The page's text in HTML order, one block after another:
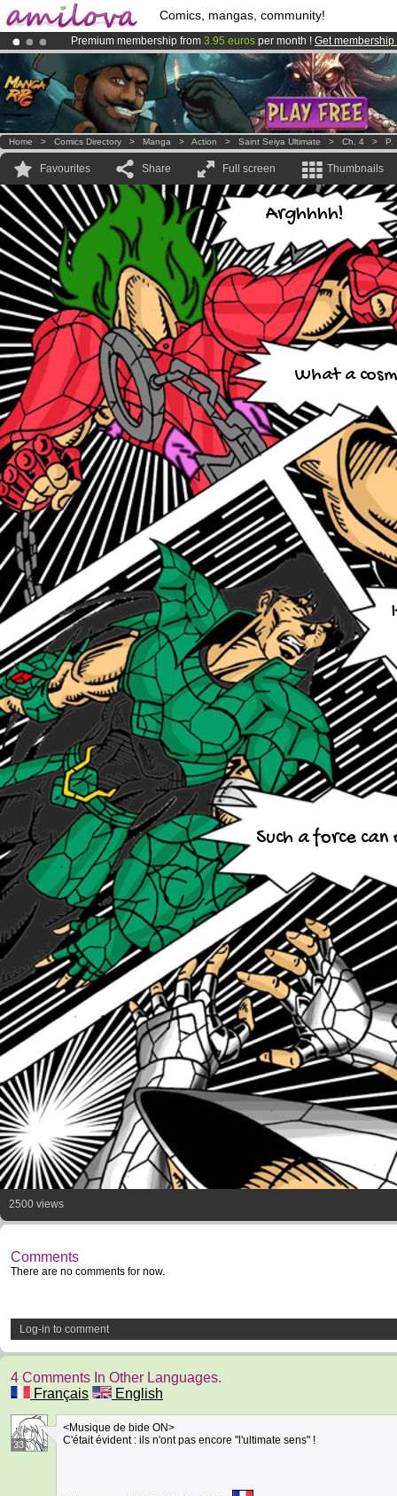
Comics, mangas, community!
Premium membership from 3.95 euros per month ! Get membership
Already 100000membersand 1000comics & mangas!.
AmilovaKickstarter is now LIVE!.
Home > Comics Directory > Manga > Action > Saint Seiya Ultimate > Ch. 4 > P.
Favourites Share Full screen Thumbnails
Arghhhh!
What a
Such a force
2500 views
Comments
There are no comments for now.
Log-in to comment
4 Comments In Other Languages.
Français
English
33
<Musique de bide ON>
C'était évident : ils n'ont pas encore "l'ultimate sens" !